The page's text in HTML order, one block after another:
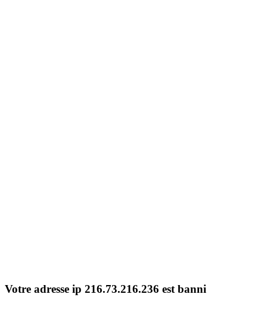
Votre adresse ip 216.73.216.236 est banni